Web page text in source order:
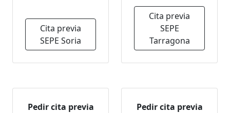
Cita previa
SEPE Soria
Cita previa
SEPE
Tarragona
Pedir cita previa
Pedir cita previa